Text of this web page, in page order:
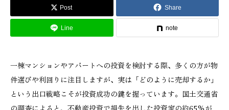
Post Share
Line note
一棟マンションやアパートへの投資を検討する際、多くの方が物
件選びや利回りに注目しますが、実は「どのように売却するか」
という出口戦略こそが投資成功の鍵を握っています。国土交通省